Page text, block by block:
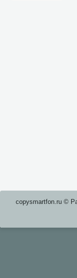
copysmartfon.ru ©